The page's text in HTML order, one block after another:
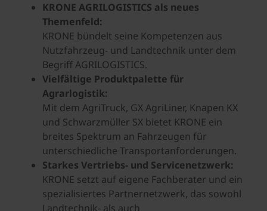
KRONE AGRILOGISTICS als neues
Themenfeld:
KRONE bündelt seine Kompetenzen aus
Nutzfahrzeug- und Landtechnik unter dem
Begriff AGRILOGISTICS.
Vielfältige Produktpalette für
Agrarlogistik:
Mit dem AgriTruck, GX AgriLiner, Knapen KX
und Schwarzmüller SX bietet KRONE ein
breites Spektrum an Fahrzeugen für
unterschiedliche Transportanforderungen.
Starkes Vertriebs- und Servicenetzwerk:
KRONE setzt auf eigene Fachberater und ein
spezialisiertes Partnernetzwerk, das sowohl
Landtechnik- als auch